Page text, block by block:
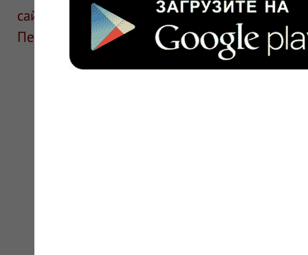
сайте для ознакомления и не является
Перед применением необходима